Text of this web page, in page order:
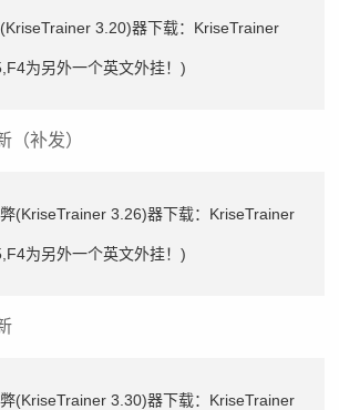
3.20)器下载： KriseTrainer
为另外一个英文外挂！)
补发）
(KriseTrainer 3.26)器下载： KriseTrainer
为另外一个英文外挂！)
(KriseTrainer 3.30)器下载： KriseTrainer